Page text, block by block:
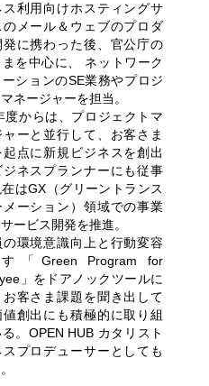
ス利用向けホスティングサ
のメール＆ウェブのプロダ
発に携わった後、官公庁の
を中心に、 ネットワーク
ーションのSE業務やプロジ
ネージャーを担当。
度からは、プロジェクトマ
ャーと並行して、お客さま
点に新規ビジネスを創出
ジネスプランナーにも従事
在はGX（グリーントランス
メーション）領域での事業
ービス開発を推進。
環境意識向上と行動変容
「Green Program for
」をドアノックツールに
お客さま課題を聞き出して
創出にも積極的に取り組
。OPEN HUB カタリスト
スプロデューサーとしても